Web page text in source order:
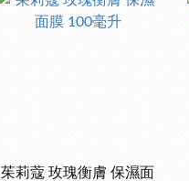
茱莉蔻 玫瑰衡膚 保濕面